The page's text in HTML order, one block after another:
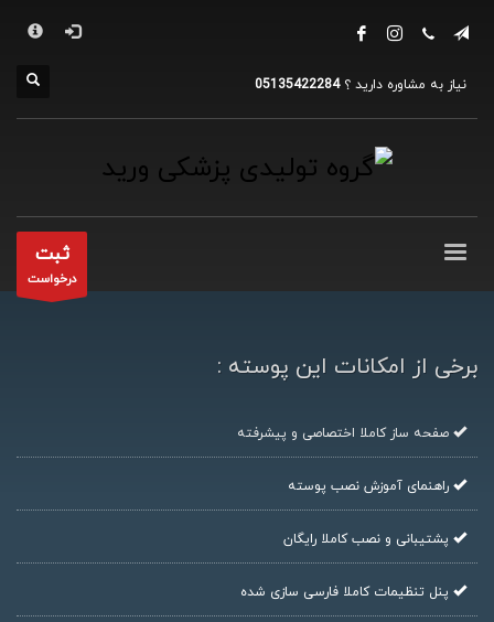
فروشگاه
وارد حساب کاربری شوید.
مبلغمحصول
ساعات کاری
نیاز به مشاوره دارید ؟05135422284
ثبت
درخواست
برخی از امکانات این پوسته :
صفحه ساز کاملا اختصاصی و پیشرفته
راهنمای آموزش نصب پوسته
پشتیبانی و نصب کاملا رایگان
پنل تنظیمات کاملا فارسی سازی شده